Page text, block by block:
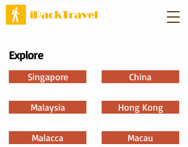
Explore
Singapore
Malaysia
Malacca
China
Hong Kong
Macau